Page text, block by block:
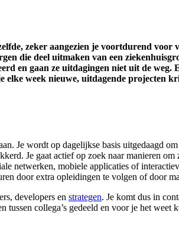
zeker aangezien je voortdurend
die deel uitmaken van een
en gaan ze uitdagingen niet uit de weg.
week nieuwe, uitdagende projecten
Je wordt op dagelijkse basis uitgedaagd om
Je gaat actief op zoek naar manieren
netwerken, mobiele applicaties of
door extra opleidingen te volgen of door
developers en strategen. Je komt dus in
collega’s gedeeld en voor je het